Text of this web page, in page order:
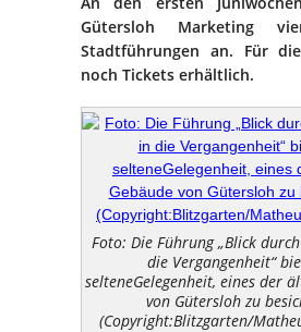
Gütersloh Marketing
Stadtführungen an. Für
noch Tickets erhältlich.
Foto: Die Führung „Blick
die Vergangenheit“
selteneGelegenheit, eines der
von Gütersloh zu
(Copyright:Blitzgarten/